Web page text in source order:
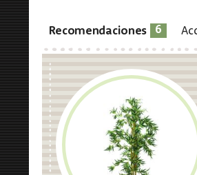
Recomendaciones 6